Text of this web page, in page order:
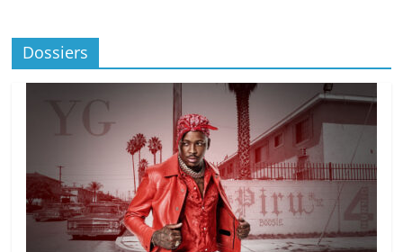
Dossiers